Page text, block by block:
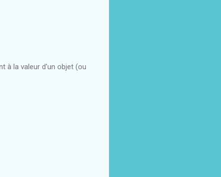
à la valeur d'un objet (ou